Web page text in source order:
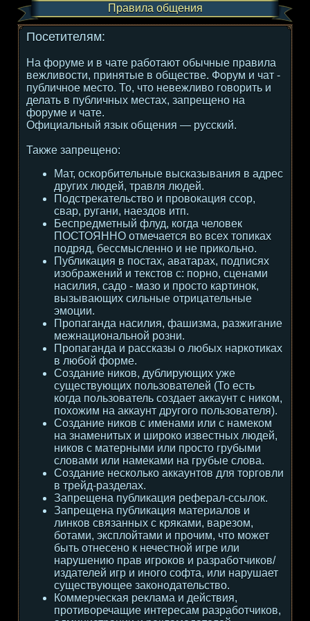
Правила общения
Посетителям:
На форуме и в чате работают обычные правила
вежливости, принятые в обществе. Форум и чат -
публичное место. То, что невежливо говорить и
делать в публичных местах, запрещено на
форуме и чате.
Официальный язык общения — русский.
Также запрещено:
Мат, оскорбительные высказывания в адрес
других людей, травля людей.
Подстрекательство и провокация ссор,
свар, ругани, наездов итп.
Беспредметный флуд, когда человек
ПОСТОЯННО отмечается во всех топиках
подряд, бессмысленно и не прикольно.
Публикация в постах, аватарах, подписях
изображений и текстов с: порно, сценами
насилия, садо - мазо и просто картинок,
вызывающих сильные отрицательные
эмоции.
Пропаганда насилия, фашизма, разжигание
межнациональной розни.
Пропаганда и рассказы о любых наркотиках
в любой форме.
Создание ников, дублирующих уже
существующих пользователей (То есть
когда пользователь создает аккаунт с ником,
похожим на аккаунт другого пользователя).
Создание ников с именами или с намеком
на знаменитых и широко известных людей,
ников с матерными или просто грубыми
словами или намеками на грубые слова.
Создание несколько аккаунтов для торговли
в трейд-разделах.
Запрещена публикация реферал-ссылок.
Запрещена публикация материалов и
линков связанных с кряками, варезом,
ботами, эксплойтами и прочим, что может
быть отнесено к нечестной игре или
нарушению прав игроков и разработчиков/
издателей игр и иного софта, или нарушает
существующее законодательство.
Коммерческая реклама и действия,
противоречащие интересам разработчиков,